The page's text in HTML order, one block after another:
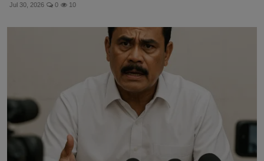
Jul 30, 2026 0 10